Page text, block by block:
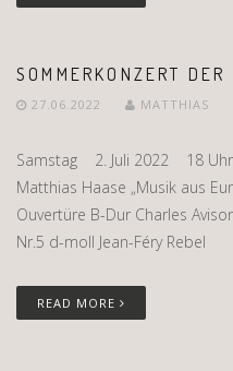
SOMMERKONZERT
27.06.2022 MATTHIAS
Samstag 2. Juli 2022 18 Uhr
Matthias Haase „Musik aus
Ouvertüre B-Dur Charles
Nr.5 d-moll Jean-Féry Rebel
READ MORE